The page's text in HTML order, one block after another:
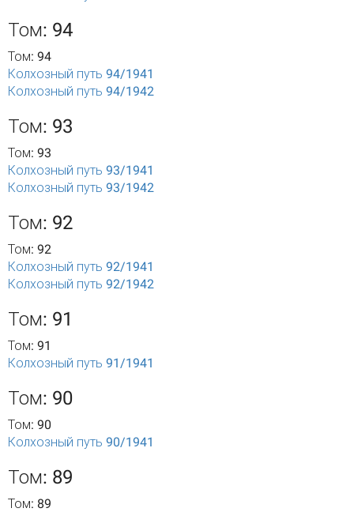
Том: 94
Том: 94
Колхозный путь 94/1941
Колхозный путь 94/1942
Том: 93
Том: 93
Колхозный путь 93/1941
Колхозный путь 93/1942
Том: 92
Том: 92
Колхозный путь 92/1941
Колхозный путь 92/1942
Том: 91
Том: 91
Колхозный путь 91/1941
Том: 90
Том: 90
Колхозный путь 90/1941
Том: 89
Том: 89